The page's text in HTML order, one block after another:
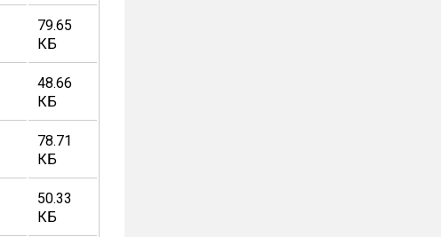
79.65
КБ
48.66
КБ
78.71
КБ
50.33
КБ